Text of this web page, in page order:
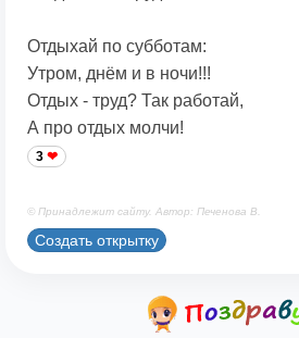
Отдыхай по субботам:
Утром, днём и в ночи!!!
Отдых - труд? Так работай,
А про отдых молчи!
3
© Принадлежит сайту. Автор: Печенова В.
Создать открытку